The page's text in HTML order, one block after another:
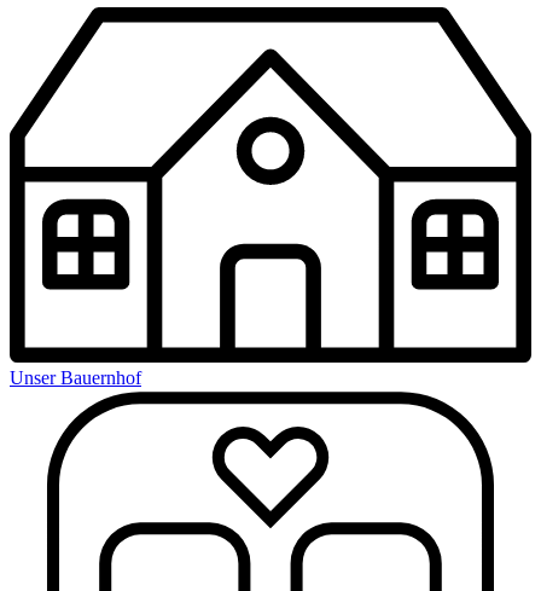
Unser Bauernhof